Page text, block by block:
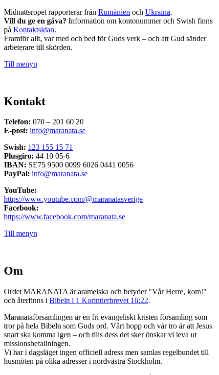
Midnattsropet rapporterar från Rumänien och Ukraina.
Vill du ge en gåva? Information om kontonummer och Swish finns
på Kontaktsidan.
Framför allt, var med och bed för Guds verk – och att Gud sänder
arbeterare till skörden.
Till menyn
Kontakt
Telefon: 070 – 201 60 20
E-post: info@maranata.se
Swish: 123 155 15 71
Plusgiro: 44 10 05-6
IBAN: SE75 9500 0099 6026 0441 0056
PayPal: info@maranata.se
YouTube:
https://www.youtube.com/@maranatasverige
Facebook:
https://www.facebook.com/maranata.se
Till menyn
Om
Ordet MARANATA är arameiska och betyder "Vår Herre, kom!"
och återfinns i Bibeln i 1 Korintierbrevet 16:22.
Maranataförsamlingen är en fri evangeliskt kristen församling som
tror på hela Bibeln som Guds ord. Vårt hopp och vår tro är att Jesus
snart ska komma igen – och tills dess det sker önskar vi leva ut
missionsbefallningen.
Vi har i dagsläget ingen officiell adress men samlas regelbundet till
husmöten på olika adresser i nordvästra Stockholm.